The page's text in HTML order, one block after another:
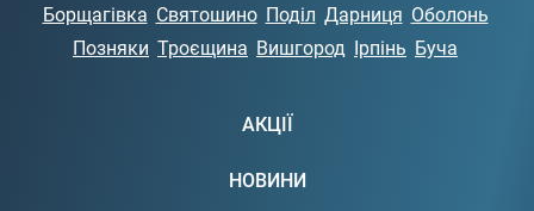
Борщагівка Святошино Поділ Дарниця Оболонь
Позняки Троєщина Вишгород Ірпінь Буча
АКЦІЇ
НОВИНИ